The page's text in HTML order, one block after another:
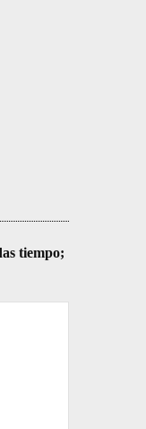
tiempo;